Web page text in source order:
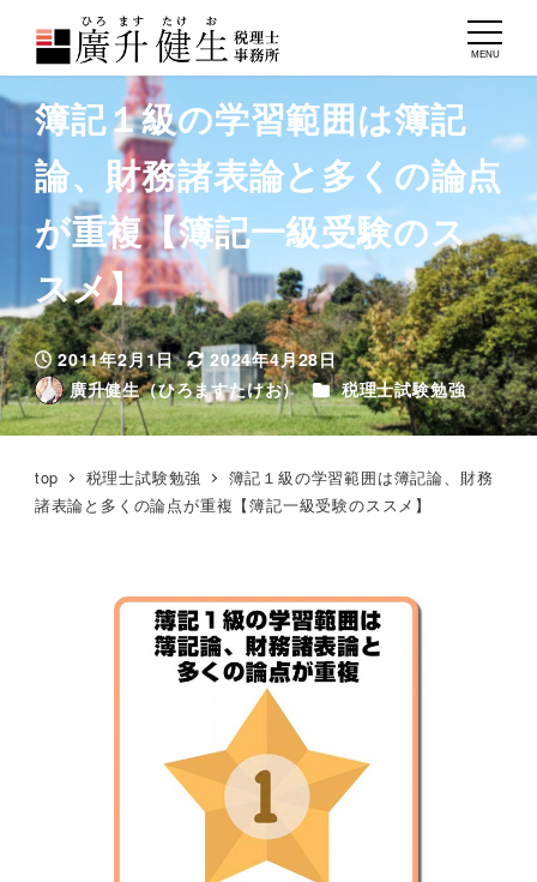
MENU
簿記１級の学習範囲は簿記
論、財務諸表論と多くの論点
が重複【簿記一級受験のス
スメ】
投稿日
2011年2月1日
更新日
2024年4月28日
著
者
廣升健生（ひろますたけお） カテゴリー
税理士試験勉強
top 税理士試験勉強
簿記１級の学習範囲は簿記論、財務
諸表論と多くの論点が重複【簿記一級受験のススメ】